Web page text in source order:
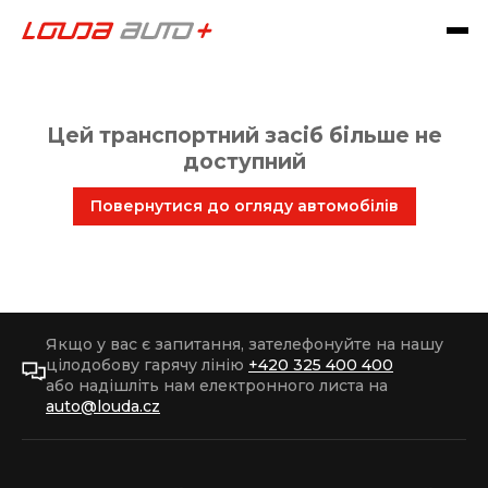
Цей транспортний засіб більше не
доступний
Повернутися до огляду автомобілів
Якщо у вас є запитання, зателефонуйте на нашу
цілодобову гарячу лінію +420 325 400 400
або надішліть нам електронного листа на
auto@louda.cz